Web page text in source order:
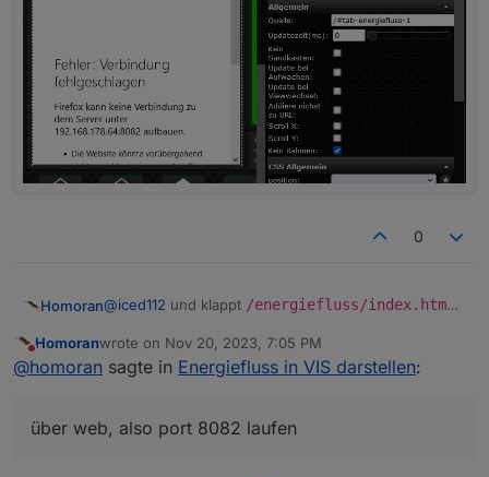
0
Homoran@iced112 und klappt /energiefluss/index.html?
@samson71sagte inEnergiefluss in VIS darstellen
Nimm mal
Do not disturb
Homoranwrote on Nov 20, 2023, 7:05 PM
last edited by
@homoran sagte in Energiefluss in VIS darstellen:
über web, also port 8082 laufen